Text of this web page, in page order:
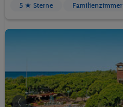
5 ★ Sterne Familienzimmer